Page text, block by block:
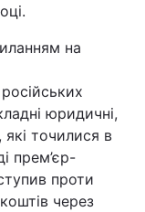
на
юридичні,
які точилися в
прем’єр-
проти
через